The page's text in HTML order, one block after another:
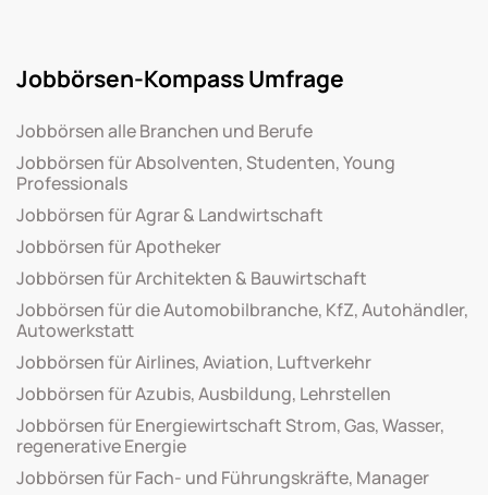
Jobbörsen-Kompass Umfrage
Jobbörsen alle Branchen und Berufe
Jobbörsen für Absolventen, Studenten, Young
Professionals
Jobbörsen für Agrar & Landwirtschaft
Jobbörsen für Apotheker
Jobbörsen für Architekten & Bauwirtschaft
Jobbörsen für die Automobilbranche, KfZ, Autohändler,
Autowerkstatt
Jobbörsen für Airlines, Aviation, Luftverkehr
Jobbörsen für Azubis, Ausbildung, Lehrstellen
Jobbörsen für Energiewirtschaft Strom, Gas, Wasser,
regenerative Energie
Jobbörsen für Fach- und Führungskräfte, Manager